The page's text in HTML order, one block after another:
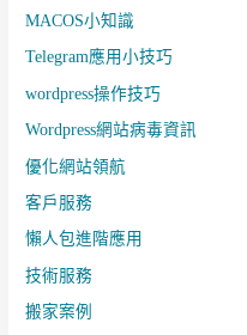
MACOS小知識
Telegram應用小技巧
wordpress操作技巧
Wordpress網站病毒資訊
優化網站領航
客戶服務
懶人包進階應用
技術服務
搬家案例